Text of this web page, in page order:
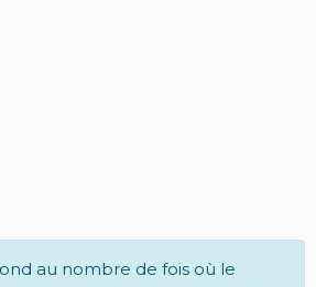
au nombre de fois où le